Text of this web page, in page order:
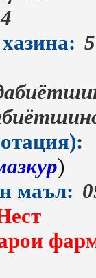
5
)
маъл: